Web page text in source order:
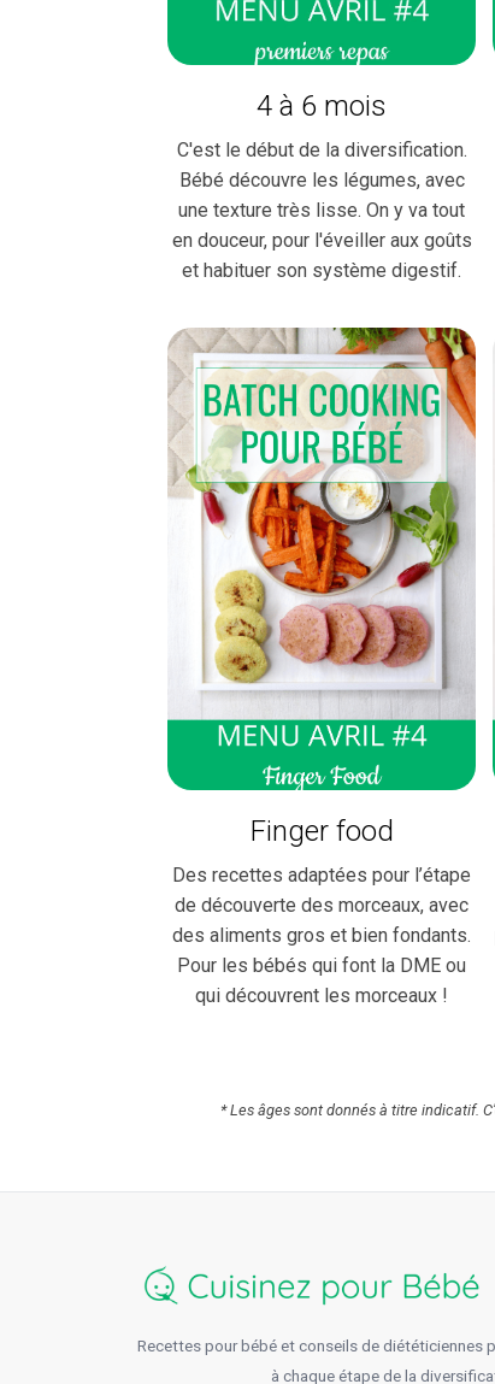
4 à 6 mois
C'est le début de la diversification.
Bébé découvre les légumes, avec
une texture très lisse. On y va tout
en douceur, pour l'éveiller aux goûts
et habituer son système digestif.
Finger food
Des recettes adaptées pour l’étape
de découverte des morceaux, avec
des aliments gros et bien fondants.
Pour les bébés qui font la DME ou
qui découvrent les morceaux !
* Les âges sont donnés à titre indicatif.
Recettes pour bébé et conseils de diététiciennes
à chaque étape de la